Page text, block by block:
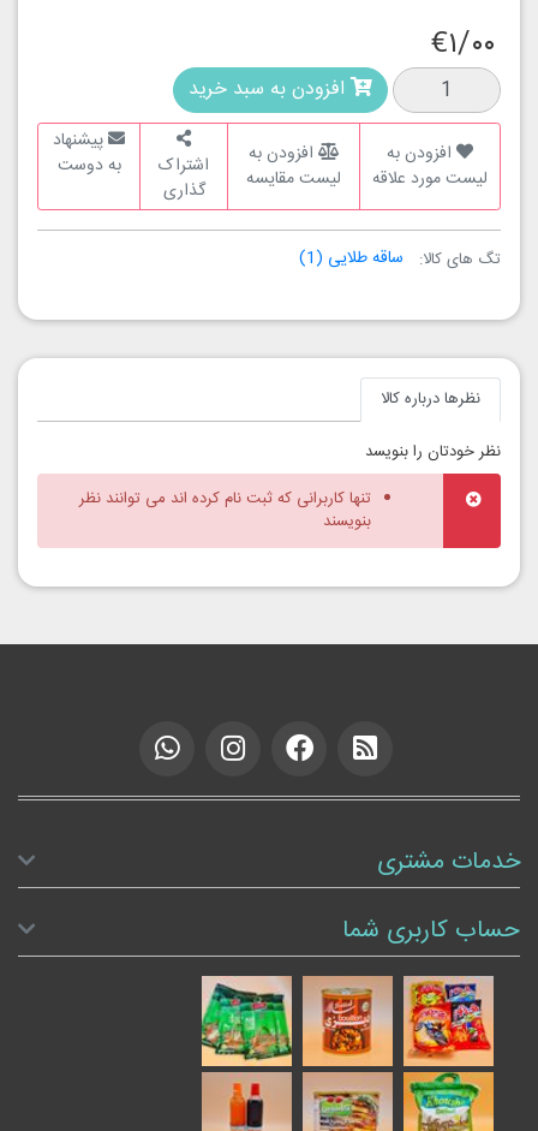
€۱/۰۰
افزودن به سبد خرید
افزودن به
لیست مورد علاقه
افزودن به
لیست مقایسه
اشتراک
گذاری
پیشنهاد
به دوست
تگ های کالا: ساقه طلایی (1)
نظرها درباره کالا
نظر خودتان را بنویسد
تنها کاربرانی که ثبت نام کرده اند می توانند نظر
بنویسند
خدمات مشتری
حساب کاربری شما